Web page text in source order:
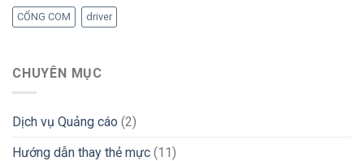
CỔNG COM driver
CHUYÊN MỤC
Dịch vụ Quảng cáo (2)
Hướng dẫn thay thẻ mực (11)